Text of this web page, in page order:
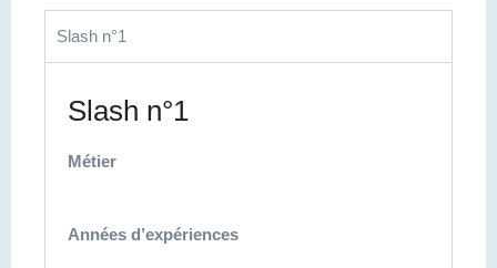
Slash n°1
Slash n°1
Métier
Années d’expériences